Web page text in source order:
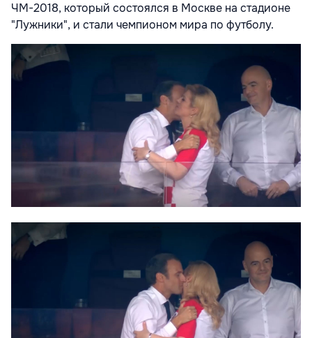
ЧМ-2018, который состоялся в Москве на стадионе
"Лужники", и стали чемпионом мира по футболу.